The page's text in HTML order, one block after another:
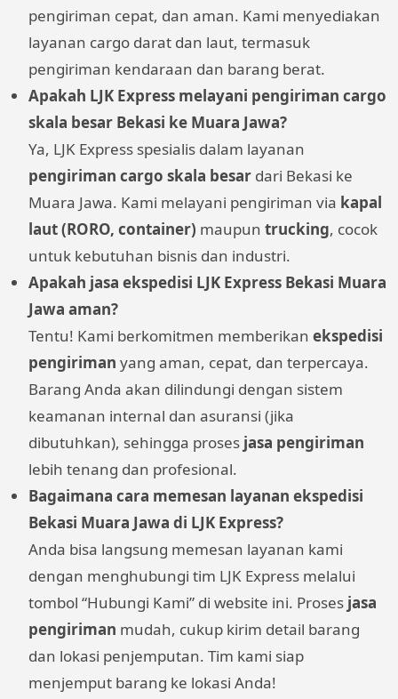
pengiriman cepat, dan aman. Kami menyediakan
layanan cargo darat dan laut, termasuk
pengiriman kendaraan dan barang berat.
Apakah LJK Express melayani pengiriman cargo
skala besar Bekasi ke Muara Jawa?
Ya, LJK Express spesialis dalam layanan
pengiriman cargo skala besar dari Bekasi ke
Muara Jawa. Kami melayani pengiriman via kapal
laut (RORO, container) maupun trucking, cocok
untuk kebutuhan bisnis dan industri.
Apakah jasa ekspedisi LJK Express Bekasi Muara
Jawa aman?
Tentu! Kami berkomitmen memberikan ekspedisi
pengiriman yang aman, cepat, dan terpercaya.
Barang Anda akan dilindungi dengan sistem
keamanan internal dan asuransi (jika
dibutuhkan), sehingga proses jasa pengiriman
lebih tenang dan profesional.
Bagaimana cara memesan layanan ekspedisi
Bekasi Muara Jawa di LJK Express?
Anda bisa langsung memesan layanan kami
dengan menghubungi tim LJK Express melalui
tombol “Hubungi Kami” di website ini. Proses jasa
pengiriman mudah, cukup kirim detail barang
dan lokasi penjemputan. Tim kami siap
menjemput barang ke lokasi Anda!